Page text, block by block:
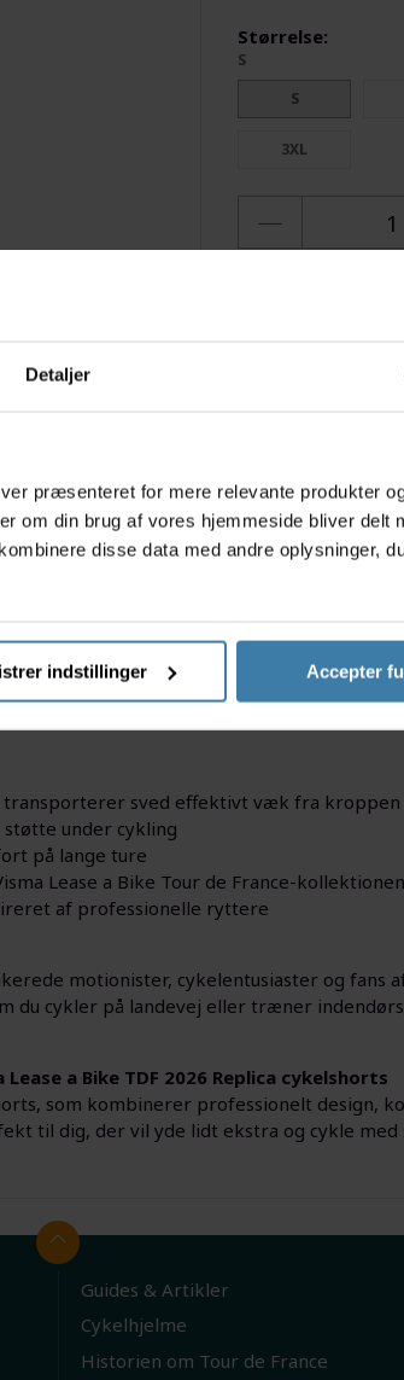
Detaljer
præsenteret for mere relevante produkter
om din brug af vores hjemmeside bliver delt
disse data med andre oplysninger,
indstillinger Accepter
Størrelse:
S
S
3XL
Tilføj til
gang du cykler med Team Visma Lease a
af de officielle shorts, som
Materialet er let, åndbart og fleksibelt,
ekstra støtte og komfort på længere
transporterer sved effektivt væk fra kroppen
under cykling
på lange ture
Lease a Bike Tour de France-kollektionen
af professionelle ryttere
motionister, cykelentusiaster og fans
du cykler på landevej eller træner
a Bike TDF 2026 Replica cykelshorts
som kombinerer professionelt design,
til dig, der vil yde lidt ekstra og cykle med
Guides & Artikler
Cykelhjelme
Historien om Tour de France